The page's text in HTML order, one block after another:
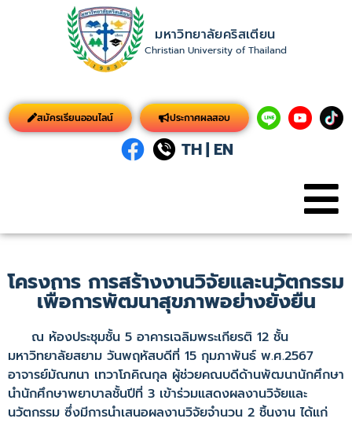
มหาวิทยาลัยคริสเตียน
Christian University of Thailand
สมัครเรียนออนไลน์ ประกาศผลสอบ
TH| EN
โครงการ การสร้างงานวิจัยและนวัตกรรม
เพื่อการพัฒนาสุขภาพอย่างยั่งยืน
ณ ห้องประชุมชั้น 5 อาคารเฉลิมพระเกียรติ 12 ชั้น
มหาวิทยาลัยสยาม วันพฤหัสบดีที่ 15 กุมภาพันธ์ พ.ศ.2567
อาจารย์มัณฑนา เทวาโภคิณกุล ผู้ช่วยคณบดีด้านพัฒนานักศึกษา
นำนักศึกษาพยาบาลชั้นปีที่ 3 เข้าร่วมแสดงผลงานวิจัยและ
นวัตกรรม ซึ่งมีการนำเสนอผลงานวิจัยจำนวน 2 ชิ้นงาน ได้แก่